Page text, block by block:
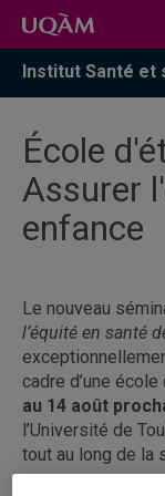
Accéder
recherche
Accéder
menu
pricipal
Accéder
zone
Institut Santé et
École
Assurer
enfance
Le nouveau
l’équité en santé
cadre d’une école
au 14 août
l’Université de
tout au long de la